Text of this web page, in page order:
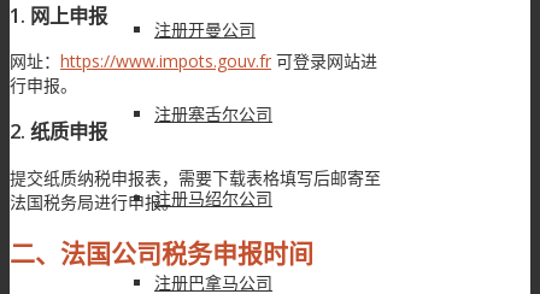
注册开曼公司
注册塞舌尔公司
注册马绍尔公司
注册巴拿马公司
1. 网上申报
网址： https://www.impots.gouv.fr 可登录网站进
行申报。
2. 纸质申报
提交纸质纳税申报表，需要下载表格填写后邮寄至
法国税务局进行申报。
二、法国公司税务申报时间